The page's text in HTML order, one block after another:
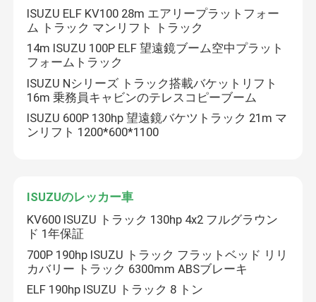
ISUZU ELF KV100 28m エアリープラットフォー
ム トラック マンリフト トラック
14m ISUZU 100P ELF 望遠鏡ブーム空中プラット
フォームトラック
ISUZU Nシリーズ トラック搭載バケットリフト
16m 乗務員キャビンのテレスコピーブーム
ISUZU 600P 130hp 望遠鏡バケツトラック 21m マ
ンリフト 1200*600*1100
ISUZUのレッカー車
KV600 ISUZU トラック 130hp 4x2 フルグラウン
ド 1年保証
700P 190hp ISUZU トラック フラットベッド リリ
カバリー トラック 6300mm ABSブレーキ
ELF 190hp ISUZU トラック 8 トン